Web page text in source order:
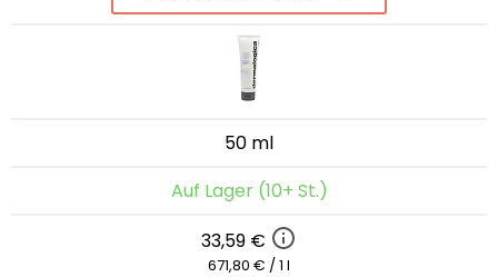
50 ml
Auf Lager (10+ St.)
33,59 €
671,80 € / 1 l